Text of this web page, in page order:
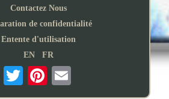
Contactez Nous
de confidentialité
Entente d'utilisation
EN
FR